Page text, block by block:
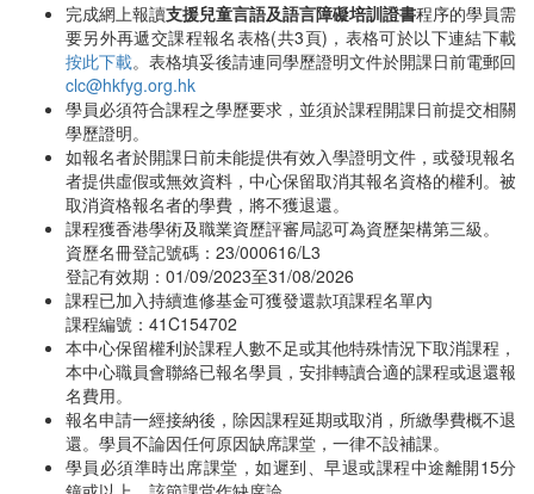
完成網上報讀支援兒童言語及語言障礙培訓證書程序的學員需
要另外再遞交課程報名表格(共3頁)，表格可於以下連結下載
按此下載。表格填妥後請連同學歷證明文件於開課日前電郵回
clc@hkfyg.org.hk
學員必須符合課程之學歷要求，並須於課程開課日前提交相關
學歷證明。
如報名者於開課日前未能提供有效入學證明文件，或發現報名
者提供虛假或無效資料，中心保留取消其報名資格的權利。被
取消資格報名者的學費，將不獲退還。
課程獲香港學術及職業資歷評審局認可為資歷架構第三級。
資歷名冊登記號碼：23/000616/L3
登記有效期：01/09/2023至31/08/2026
課程已加入持續進修基金可獲發還款項課程名單內
課程編號：41C154702
本中心保留權利於課程人數不足或其他特殊情況下取消課程，
本中心職員會聯絡已報名學員，安排轉讀合適的課程或退還報
名費用。
報名申請一經接納後，除因課程延期或取消，所繳學費概不退
還。學員不論因任何原因缺席課堂，一律不設補課。
學員必須準時出席課堂，如遲到、早退或課程中途離開15分